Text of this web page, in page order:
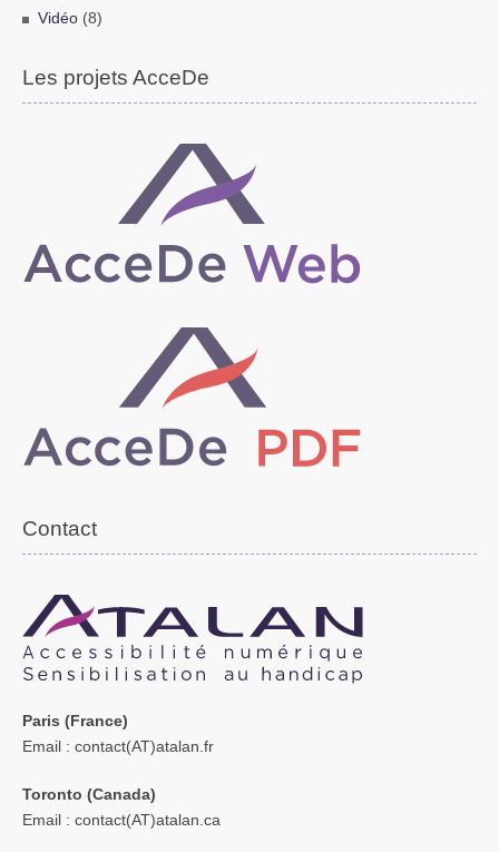
Vidéo(8)
Les projets AcceDe
Contact
Paris (France)
Email : contact(AT)atalan.fr
Toronto (Canada)
Email : contact(AT)atalan.ca